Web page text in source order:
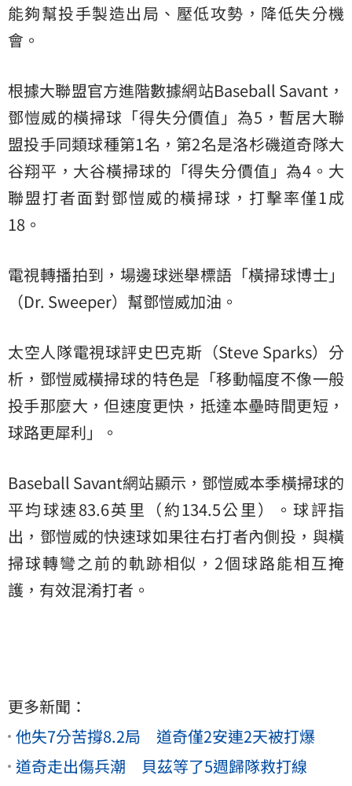
能夠幫投手製造出局、壓低攻勢，降低失分機
會。
根據大聯盟官方進階數據網站Baseball Savant，
鄧愷威的橫掃球「得失分價值」為5，暫居大聯
盟投手同類球種第1名，第2名是洛杉磯道奇隊大
谷翔平，大谷橫掃球的「得失分價值」為4。大
聯盟打者面對鄧愷威的橫掃球，打擊率僅1成
18。
電視轉播拍到，場邊球迷舉標語「橫掃球博士」
（Dr. Sweeper）幫鄧愷威加油。
太空人隊電視球評史巴克斯（Steve Sparks）分
析，鄧愷威橫掃球的特色是「移動幅度不像一般
投手那麼大，但速度更快，抵達本壘時間更短，
球路更犀利」。
Baseball Savant網站顯示，鄧愷威本季橫掃球的
平均球速83.6英里（約134.5公里）。球評指
出，鄧愷威的快速球如果往右打者內側投，與橫
掃球轉彎之前的軌跡相似，2個球路能相互掩
護，有效混淆打者。
更多新聞：
他失7分苦撐8.2局 道奇僅2安連2天被打爆
道奇走出傷兵潮 貝茲等了5週歸隊救打線